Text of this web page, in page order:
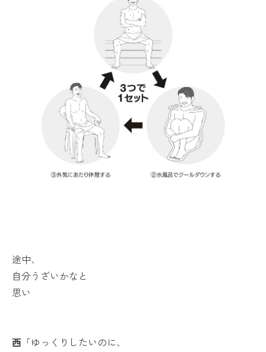
途中、
自分うざいかなと
思い
西 「ゆっくりしたいのに、